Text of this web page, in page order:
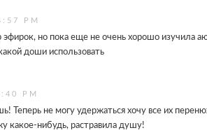
PM
эфирок, но пока еще не очень хорошо изучила
доши использовать
PM
Теперь не могу удержаться хочу все их
какое-нибудь, растравила душу!